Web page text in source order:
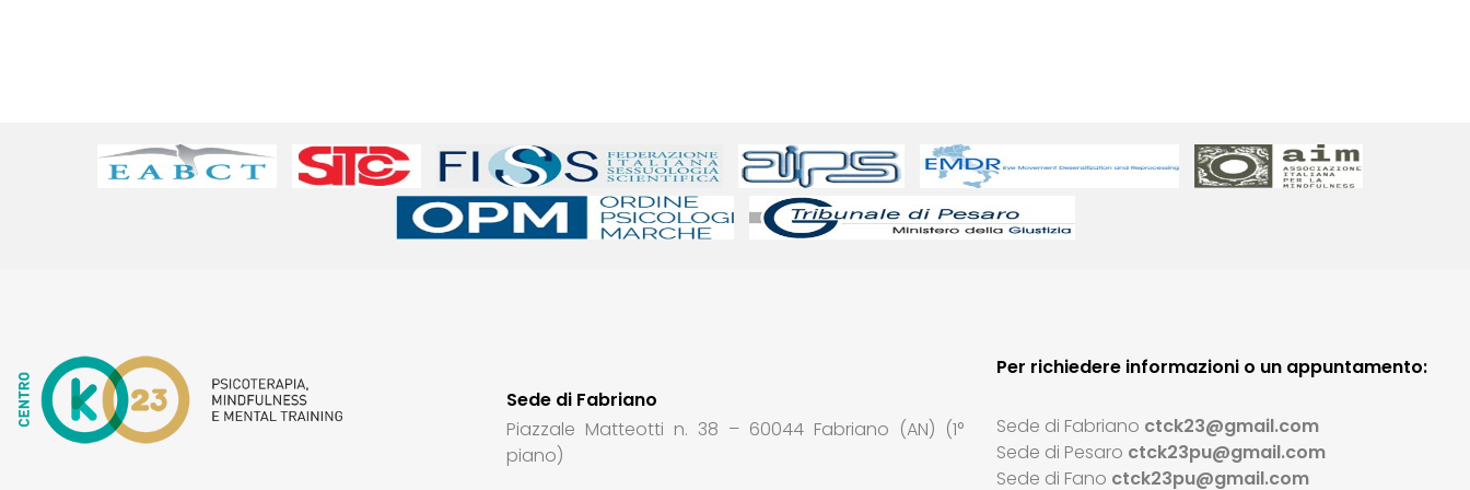
Sede di Fabriano
Piazzale Matteotti n. 38 – 60044 Fabriano (AN) (1°
piano)
Per richiedere informazioni o un appuntamento:
Sede di Fabriano ctck23@gmail.com
Sede di Pesaro ctck23pu@gmail.com
Sede di Fano ctck23pu@gmail.com